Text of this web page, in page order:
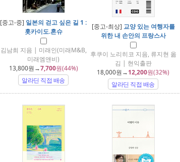
[중고-중] 일본의 걷고 싶은 길 1 :
홋카이도.혼슈
김남희 지음 | 미래인(미래M&B,
미래엠앤비)
13,800원→7,700원(44%)
알라딘 직접 배송
[중고-최상] 교양 있는 여행자를
위한 내 손안의 프랑스사
후쿠이 노리히코 지음, 류지현 옮
김 | 현익출판
18,000원→12,200원(32%)
알라딘 직접 배송